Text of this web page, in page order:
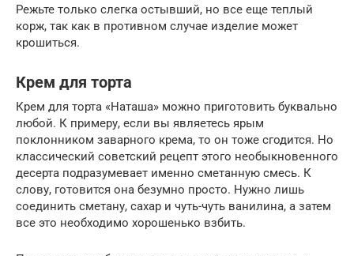
Режьте только слегка остывший, но все еще теплый
корж, так как в противном случае изделие может
крошиться.
Крем для торта
Крем для торта «Наташа» можно приготовить буквально
любой. К примеру, если вы являетесь ярым
поклонником заварного крема, то он тоже сгодится. Но
классический советский рецепт этого необыкновенного
десерта подразумевает именно сметанную смесь. К
слову, готовится она безумно просто. Нужно лишь
соединить сметану, сахар и чуть-чуть ванилина, а затем
все это необходимо хорошенько взбить.